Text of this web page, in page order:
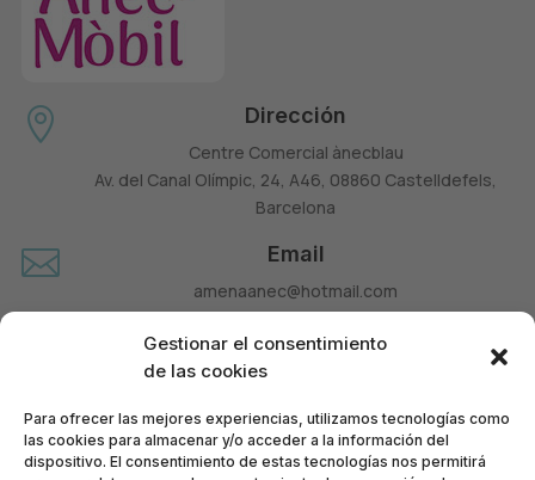
Gestionar el consentimiento
de las cookies
Para ofrecer las mejores experiencias, utilizamos tecnologías como
las cookies para almacenar y/o acceder a la información del
dispositivo. El consentimiento de estas tecnologías nos permitirá
 Dirección
Centre Comercial ànecblau
Av. del Canal Olímpic, 24, A46, 08860 Castelldefels,
Barcelona
 Email
amenaanec@hotmail.com
Teléfono
660 677 963